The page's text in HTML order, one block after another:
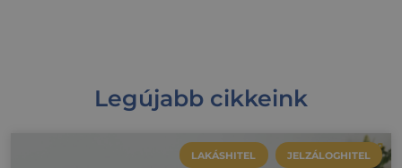
Legújabb cikkeink
LAKÁSHITEL JELZÁLOGHITEL